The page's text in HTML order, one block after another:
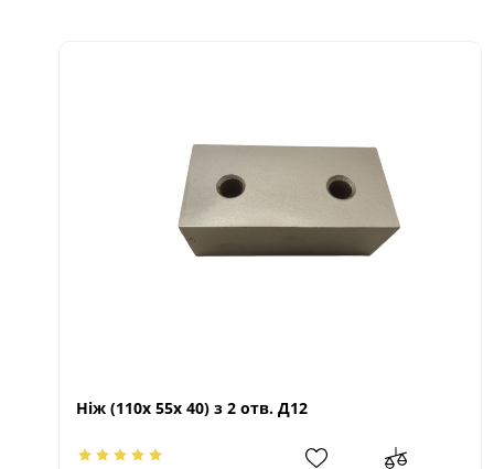
Ніж (110х 55х 40) з 2 отв. Д12